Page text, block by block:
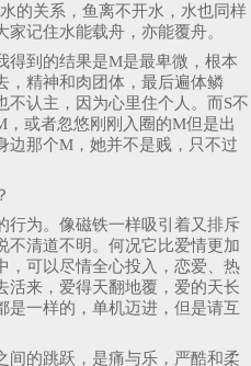
的关系，鱼离不开水，水也同样
记住水能载舟，亦能覆舟。
得到的结果是M是最卑微，根本
，精神和肉团体，最后遍体鳞
认主，因为心里住个人。而S不
或者忽悠刚刚入圈的M但是出
边那个M，她并不是贱，只不过
行为。像磁铁一样吸引着又排斥
不清道不明。何况它比爱情更加
，可以尽情全心投入，恋爱、热
活来，爱得天翻地覆，爱的天长
是一样的，单机迈进，但是请互
间的跳跃，是痛与乐，严酷和柔